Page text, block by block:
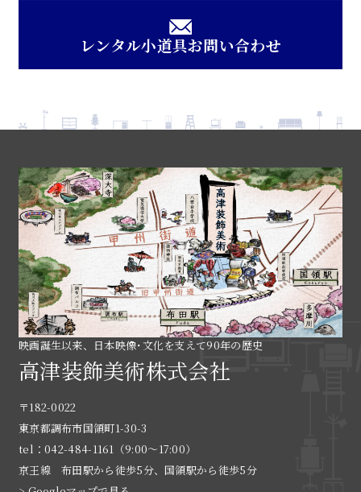
レンタル小道具お問い合わせ
映画誕生以来、日本映像･文化を支えて90年の歴史
高津装飾美術株式会社
〒182-0022
東京都調布市国領町1-30-3
tel：042-484-1161（9:00〜17:00）
京王線 布田駅から徒歩5分、国領駅から徒歩5分